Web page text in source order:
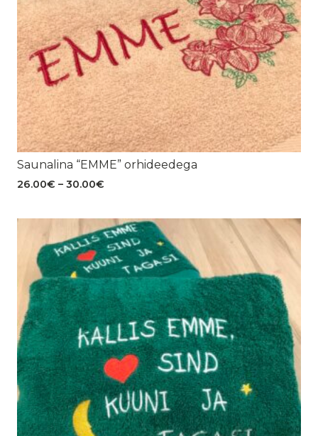
Saunalina “EMME” orhideedega
26.00€ – 30.00€
30.00€